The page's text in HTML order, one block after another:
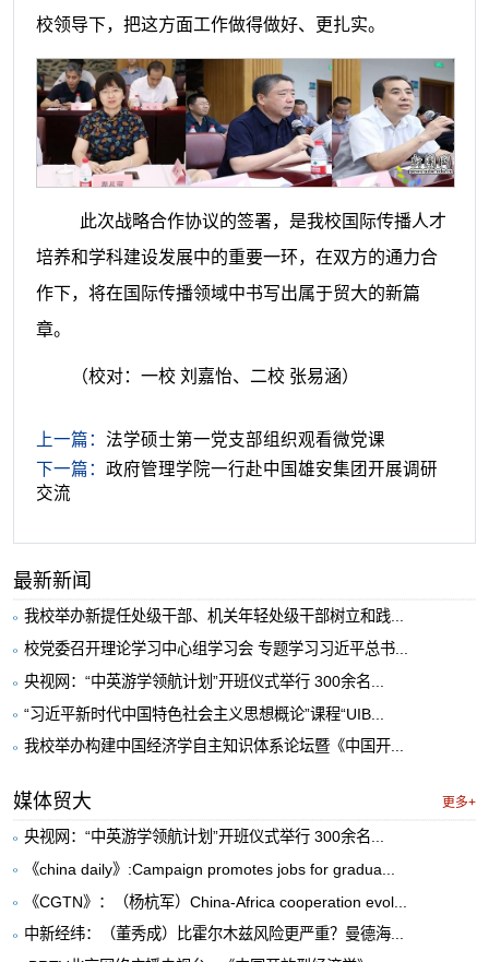
校领导下，把这方面工作做得做好、更扎实。
此次战略合作协议的签署，是我校国际传播人才
培养和学科建设发展中的重要一环，在双方的通力合
作下，将在国际传播领域中书写出属于贸大的新篇
章。
（校对：一校 刘嘉怡、二校 张易涵）
上一篇： 法学硕士第一党支部组织观看微党课
下一篇： 政府管理学院一行赴中国雄安集团开展调研
交流
最新新闻
我校举办新提任处级干部、机关年轻处级干部树立和践...
校党委召开理论学习中心组学习会 专题学习习近平总书...
央视网：“中英游学领航计划”开班仪式举行 300余名...
“习近平新时代中国特色社会主义思想概论”课程“UIB...
我校举办构建中国经济学自主知识体系论坛暨《中国开...
媒体贸大 更多+
央视网：“中英游学领航计划”开班仪式举行 300余名...
《china daily》:Campaign promotes jobs for gradua...
《CGTN》：（杨杭军）China-Africa cooperation evol...
中新经纬：（董秀成）比霍尔木兹风险更严重？曼德海...